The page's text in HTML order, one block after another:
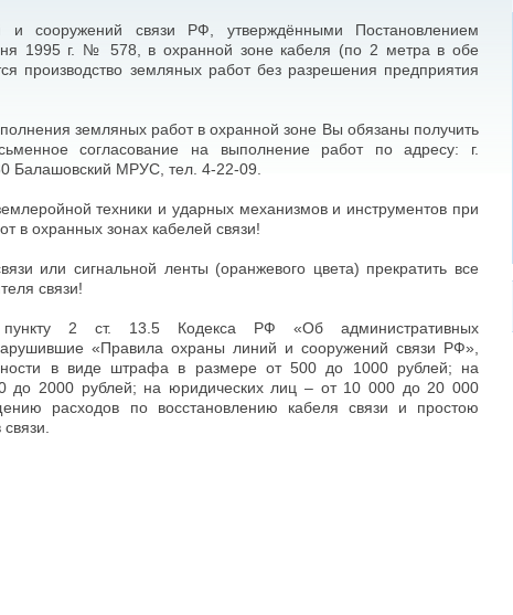
сооружений связи РФ, утверждёнными Постановлением
1995 г. № 578, в охранной зоне кабеля (по 2 метра в обе
производство земляных работ без разрешения предприятия
земляных работ в охранной зоне Вы обязаны получить
согласование на выполнение работ по адресу: г.
Балашовский МРУС, тел. 4-22-09.
техники и ударных механизмов и инструментов при
в охранных зонах кабелей связи!
или сигнальной ленты (оранжевого цвета) прекратить все
связи!
2 ст. 13.5 Кодекса РФ «Об административных
«Правила охраны линий и сооружений связи РФ»,
в виде штрафа в размере от 500 до 1000 рублей; на
до 2000 рублей; на юридических лиц – от 10 000 до 20 000
расходов по восстановлению кабеля связи и простою